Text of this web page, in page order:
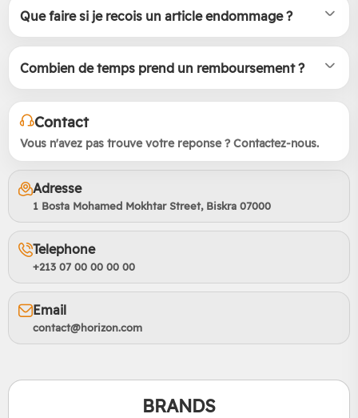
Que faire si je recois un article endommage ?
Combien de temps prend un remboursement ?
Contact
Vous n'avez pas trouve votre reponse ? Contactez-nous.
Adresse
1 Bosta Mohamed Mokhtar Street, Biskra 07000
Telephone
+213 07 00 00 00 00
Email
contact@horizon.com
BRANDS